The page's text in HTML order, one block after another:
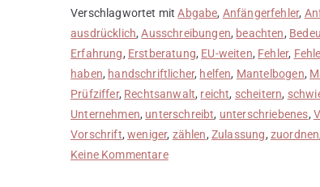
Verschlagwortet mitAbgabe, Anfängerfehler,
ausdrücklich,Ausschreibungen, beachten,
Erfahrung, Erstberatung, EU-weiten, Fehler,
haben, handschriftlicher, helfen, Mantelbogen,
Prüfziffer, Rechtsanwalt, reicht, scheitern,
Unternehmen, unterschreibt, unterschriebenes,
Vorschrift,weniger, zählen, Zulassung, zuordnen,
Keine Kommentarezu